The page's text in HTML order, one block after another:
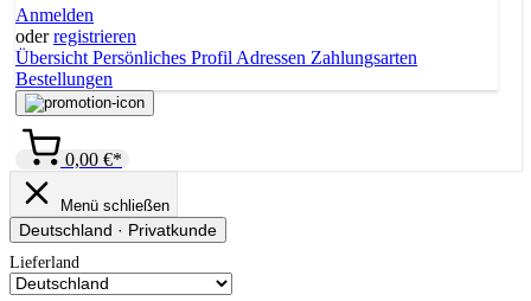
Anmelden
oderregistrieren
Übersicht Persönliches Profil Adressen Zahlungsarten
Bestellungen
0,00 €*
Menü schließen
Deutschland · Privatkunde
Lieferland